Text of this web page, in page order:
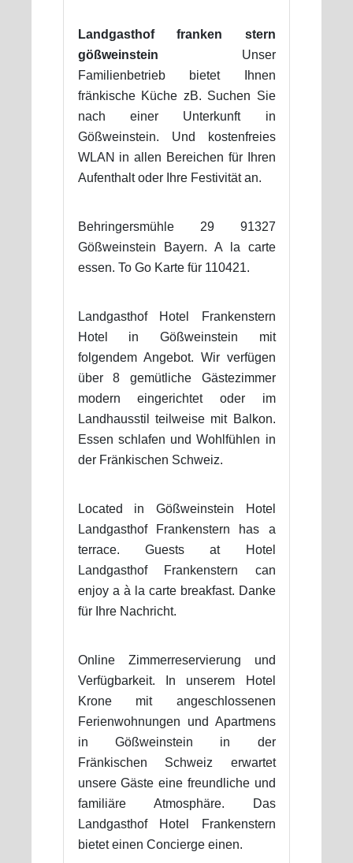
Landgasthof franken stern
gößweinstein Unser
Familienbetrieb bietet Ihnen
fränkische Küche zB. Suchen Sie
nach einer Unterkunft in
Gößweinstein. Und kostenfreies
WLAN in allen Bereichen für Ihren
Aufenthalt oder Ihre Festivität an.
Behringersmühle 29 91327
Gößweinstein Bayern. A la carte
essen. To Go Karte für 110421.
Landgasthof Hotel Frankenstern
Hotel in Gößweinstein mit
folgendem Angebot. Wir verfügen
über 8 gemütliche Gästezimmer
modern eingerichtet oder im
Landhausstil teilweise mit Balkon.
Essen schlafen und Wohlfühlen in
der Fränkischen Schweiz.
Located in Gößweinstein Hotel
Landgasthof Frankenstern has a
terrace. Guests at Hotel
Landgasthof Frankenstern can
enjoy a à la carte breakfast. Danke
für Ihre Nachricht.
Online Zimmerreservierung und
Verfügbarkeit. In unserem Hotel
Krone mit angeschlossenen
Ferienwohnungen und Apartmens
in Gößweinstein in der
Fränkischen Schweiz erwartet
unsere Gäste eine freundliche und
familiäre Atmosphäre. Das
Landgasthof Hotel Frankenstern
bietet einen Concierge einen.